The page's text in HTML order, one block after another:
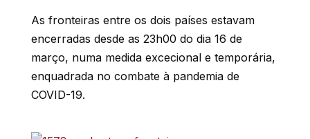
As fronteiras entre os dois países estavam
encerradas desde as 23h00 do dia 16 de
março, numa medida excecional e temporária,
enquadrada no combate à pandemia de
COVID-19.